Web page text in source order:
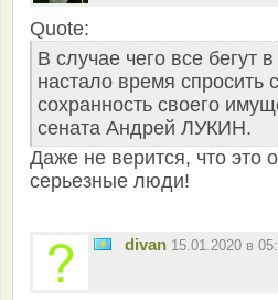
Quote:
В случае чего все бегут
настало время спросить
сохранность своего
сената Андрей ЛУКИН.
Даже не верится, что это
серьезные люди!
divan 15.01.2020 в